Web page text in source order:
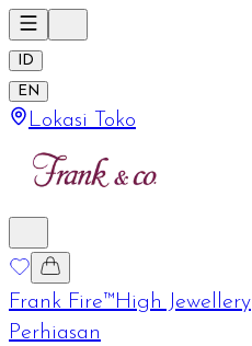
ID
EN
Lokasi Toko
Frank Fire™High Jewellery
Perhiasan